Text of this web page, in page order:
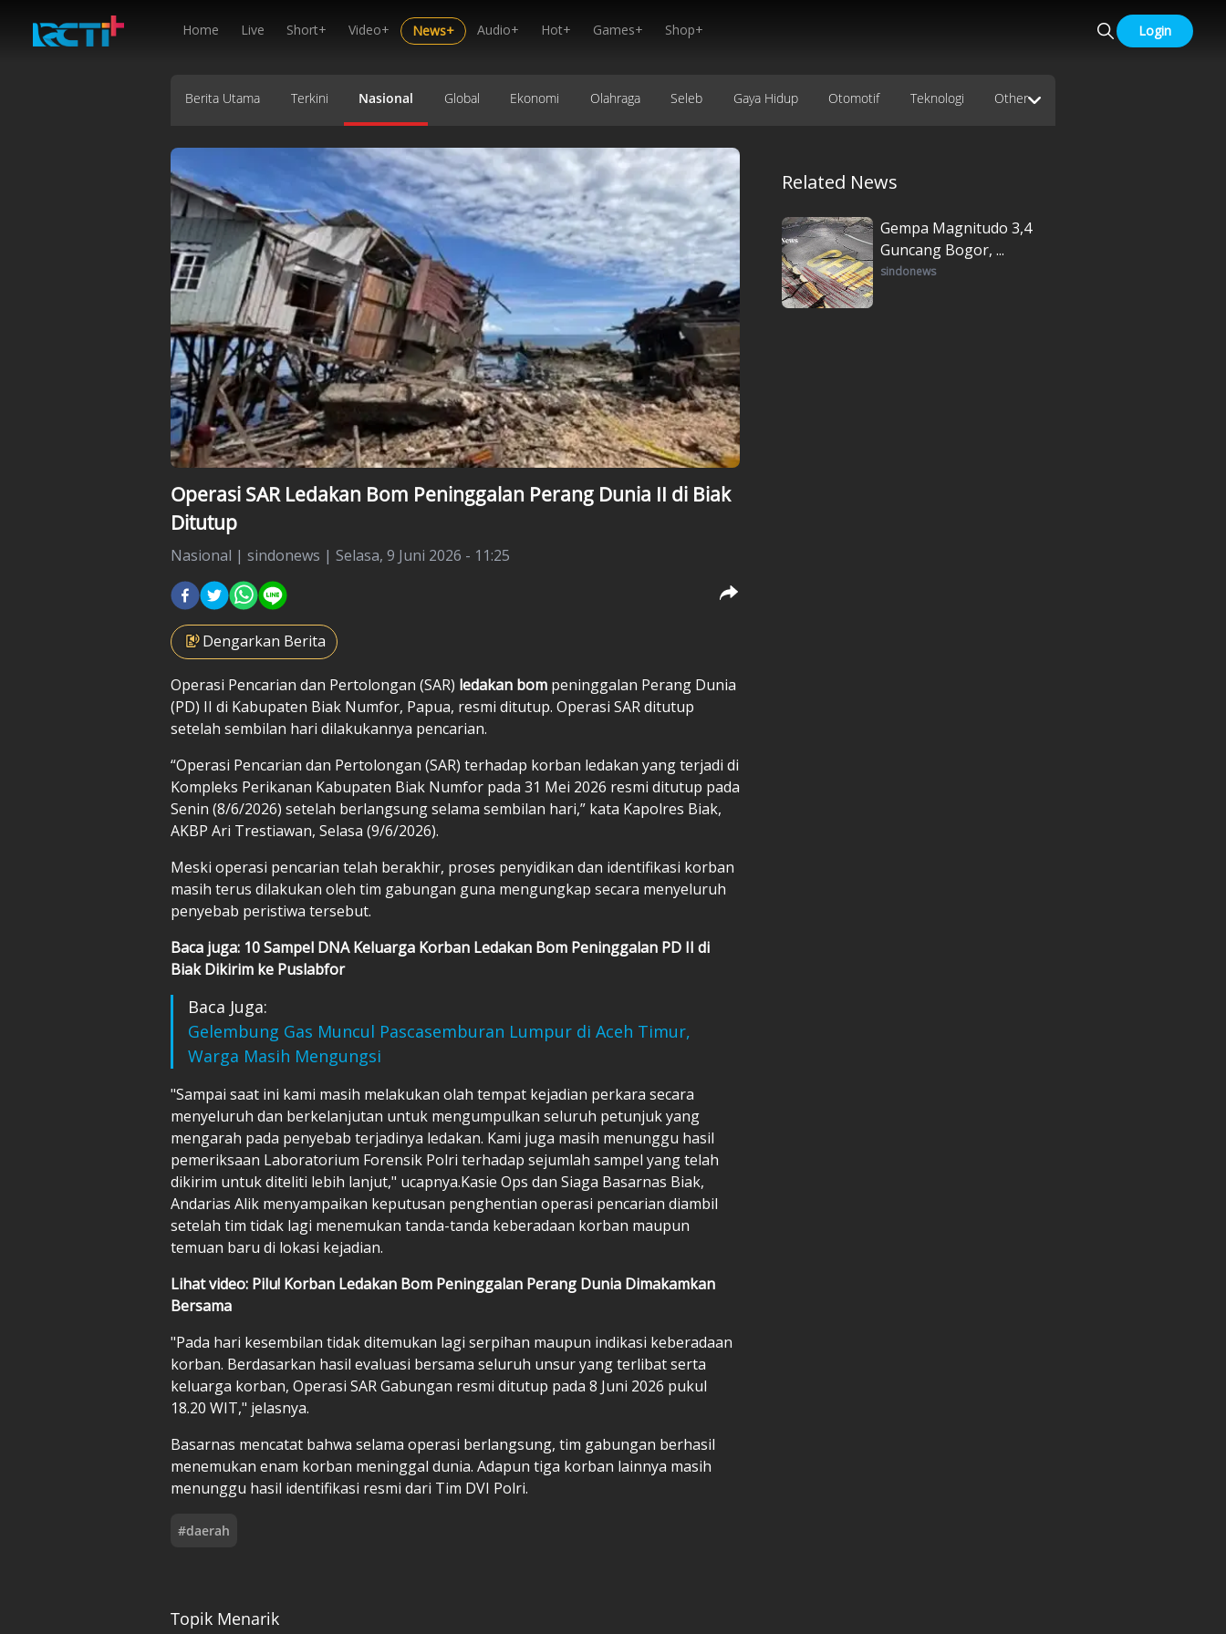
Home Live Short+ Video+ News+ Audio+ Hot+ Games+ Shop+ Login
Berita Utama Terkini Nasional Global Ekonomi Olahraga Seleb Gaya Hidup Otomotif Teknologi Other
Operasi SAR Ledakan Bom Peninggalan Perang Dunia II di Biak
Ditutup
Nasional | sindonews | Selasa, 9 Juni 2026 - 11:25
Dengarkan Berita
Operasi Pencarian dan Pertolongan (SAR) ledakan bom peninggalan Perang Dunia
(PD) II di Kabupaten Biak Numfor, Papua, resmi ditutup. Operasi SAR ditutup
setelah sembilan hari dilakukannya pencarian.
“Operasi Pencarian dan Pertolongan (SAR) terhadap korban ledakan yang terjadi di
Kompleks Perikanan Kabupaten Biak Numfor pada 31 Mei 2026 resmi ditutup pada
Senin (8/6/2026) setelah berlangsung selama sembilan hari,” kata Kapolres Biak,
AKBP Ari Trestiawan, Selasa (9/6/2026).
Meski operasi pencarian telah berakhir, proses penyidikan dan identifikasi korban
masih terus dilakukan oleh tim gabungan guna mengungkap secara menyeluruh
penyebab peristiwa tersebut.
Baca juga: 10 Sampel DNA Keluarga Korban Ledakan Bom Peninggalan PD II di
Biak Dikirim ke Puslabfor
Baca Juga:
Gelembung Gas Muncul Pascasemburan Lumpur di Aceh Timur,
Warga Masih Mengungsi
"Sampai saat ini kami masih melakukan olah tempat kejadian perkara secara
menyeluruh dan berkelanjutan untuk mengumpulkan seluruh petunjuk yang
mengarah pada penyebab terjadinya ledakan. Kami juga masih menunggu hasil
pemeriksaan Laboratorium Forensik Polri terhadap sejumlah sampel yang telah
dikirim untuk diteliti lebih lanjut," ucapnya.Kasie Ops dan Siaga Basarnas Biak,
Andarias Alik menyampaikan keputusan penghentian operasi pencarian diambil
setelah tim tidak lagi menemukan tanda-tanda keberadaan korban maupun
temuan baru di lokasi kejadian.
Lihat video: Pilu! Korban Ledakan Bom Peninggalan Perang Dunia Dimakamkan
Bersama
"Pada hari kesembilan tidak ditemukan lagi serpihan maupun indikasi keberadaan
korban. Berdasarkan hasil evaluasi bersama seluruh unsur yang terlibat serta
keluarga korban, Operasi SAR Gabungan resmi ditutup pada 8 Juni 2026 pukul
18.20 WIT," jelasnya.
Basarnas mencatat bahwa selama operasi berlangsung, tim gabungan berhasil
menemukan enam korban meninggal dunia. Adapun tiga korban lainnya masih
menunggu hasil identifikasi resmi dari Tim DVI Polri.
#daerah
Related News
Gempa Magnitudo 3,4
Guncang Bogor, ...
sindonews
Topik Menarik